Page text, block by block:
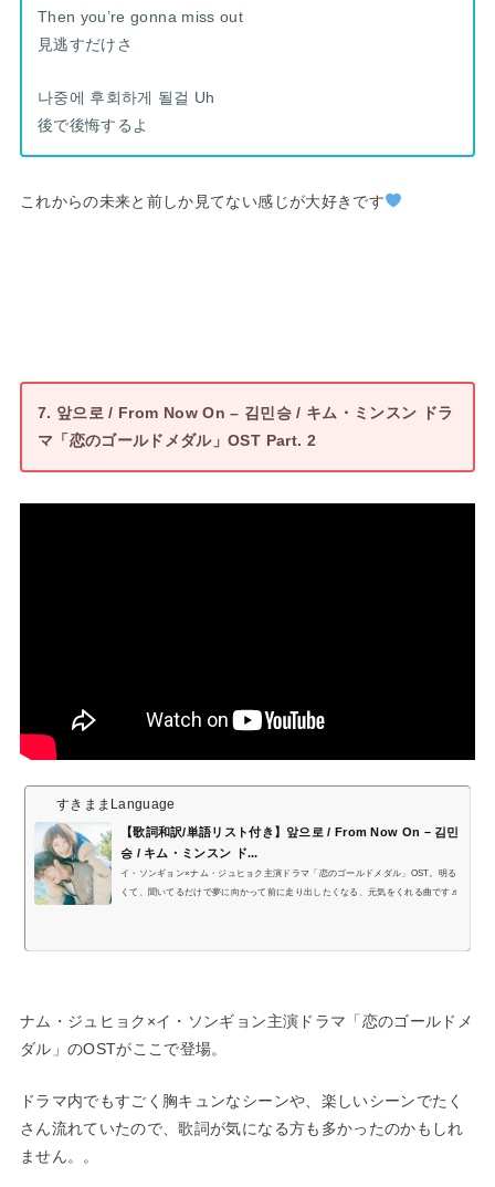
Then you’re gonna miss out
見逃すだけさ
나중에 후회하게 될걸 Uh
後で後悔するよ
これからの未来と前しか見てない感じが大好きです
7. 앞으로 / From Now On – 김민승 / キム・ミンスン ドラ
マ「恋のゴールドメダル」OST Part. 2
すきままLanguage
【歌詞和訳/単語リスト付き】앞으로 / From Now On – 김민
승 / キム・ミンスン ド...
イ・ソンギョン×ナム・ジュヒョク主演ドラマ「恋のゴールドメダル」OST。明る
くて、聞いてるだけで夢に向かって前に走り出したくなる、元気をくれる曲です♬
ナム・ジュヒョク×イ・ソンギョン主演ドラマ「恋のゴールドメ
ダル」のOSTがここで登場。
ドラマ内でもすごく胸キュンなシーンや、楽しいシーンでたく
さん流れていたので、歌詞が気になる方も多かったのかもしれ
ません。。